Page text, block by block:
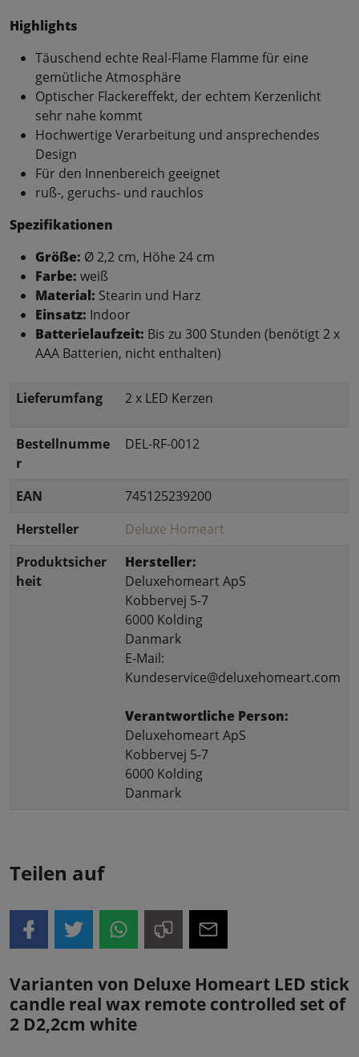
Highlights
Täuschend echte Real-Flame Flamme für eine
gemütliche Atmosphäre
Optischer Flackereffekt, der echtem Kerzenlicht
sehr nahe kommt
Hochwertige Verarbeitung und ansprechendes
Design
Für den Innenbereich geeignet
ruß-, geruchs- und rauchlos
Spezifikationen
Größe: Ø 2,2 cm, Höhe 24 cm
Farbe: weiß
Material: Stearin und Harz
Einsatz: Indoor
Batterielaufzeit: Bis zu 300 Stunden (benötigt 2 x
AAA Batterien, nicht enthalten)
Lieferumfang 2 x LED Kerzen
Bestellnumme
r
DEL-RF-0012
EAN
745125239200
Hersteller
Deluxe Homeart
Produktsicher
heit
Hersteller:
Deluxehomeart ApS
Kobbervej 5-7
6000 Kolding
Danmark
E-Mail:
Kundeservice@deluxehomeart.com
Verantwortliche Person:
Deluxehomeart ApS
Kobbervej 5-7
6000 Kolding
Danmark
Teilen auf
Varianten von Deluxe Homeart LED stick
candle real wax remote controlled set of
2 D2,2cm white